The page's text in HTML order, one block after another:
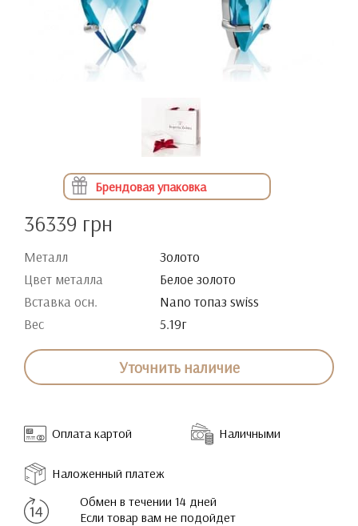
Брендовая упаковка
36339 грн
Металл
Золото
Цвет металла
Белое золото
Вставка осн.
Nano топаз swiss
Вес
5.19г
Уточнить наличие
Оплата картой Наличными
Наложенный платеж
Обмен в течении 14 дней
Если товар вам не подойдет